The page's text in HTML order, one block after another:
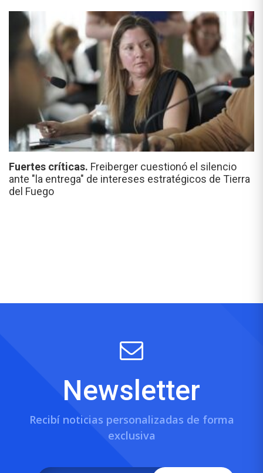
Fuertes críticas. Freiberger cuestionó el silencio
ante "la entrega" de intereses estratégicos de Tierra
del Fuego
Newsletter
Recibí noticias personalizadas de forma
exclusiva